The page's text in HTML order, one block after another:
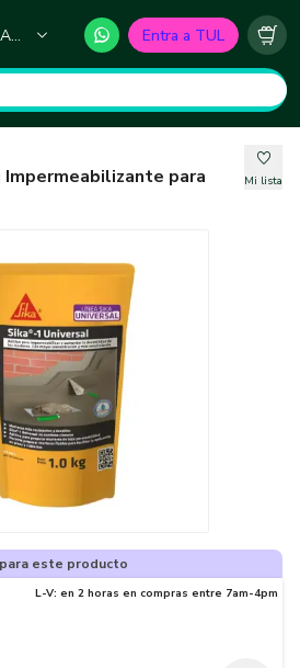
de ConstrucciónEntra a TUL
para
Mi lista
este producto
L-V: en 2 horas en compras entre 7am-4pm